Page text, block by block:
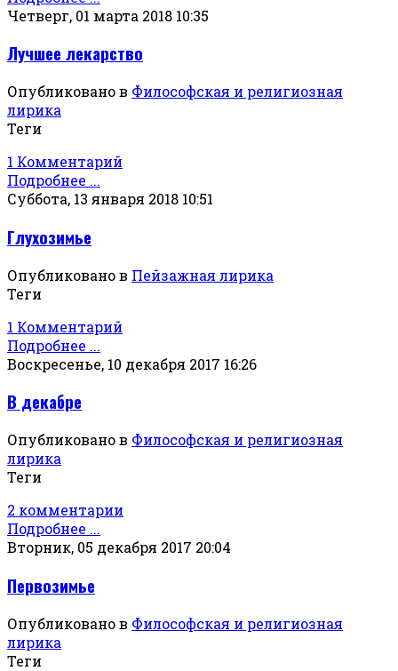
Четверг, 01 марта 2018 10:35
Лучшее лекарство
Опубликовано в Философская и религиозная
лирика
Теги
1 Комментарий
Подробнее ...
Суббота, 13 января 2018 10:51
Глухозимье
Опубликовано в Пейзажная лирика
Теги
1 Комментарий
Подробнее ...
Воскресенье, 10 декабря 2017 16:26
В декабре
Опубликовано в Философская и религиозная
лирика
Теги
2 комментарии
Подробнее ...
Вторник, 05 декабря 2017 20:04
Первозимье
Опубликовано в Философская и религиозная
лирика
Теги